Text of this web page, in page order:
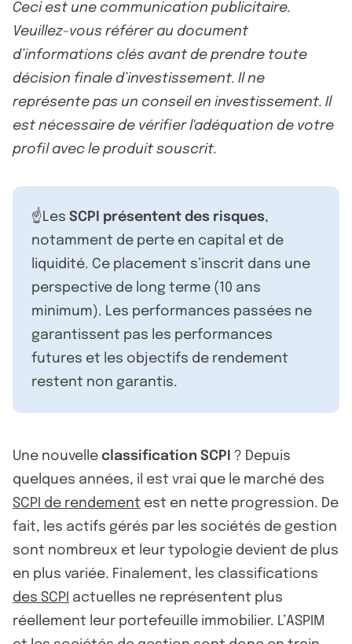
Ceci est une communication publicitaire.
Veuillez-vous référer au document
d’informations clés avant de prendre toute
décision finale d’investissement. Il ne
représente pas un conseil en investissement. Il
est nécessaire de vérifier l'adéquation de votre
profil avec le produit souscrit.
☝️Les SCPI présentent des risques,
notamment de perte en capital et de
liquidité. Ce placement s’inscrit dans une
perspective de long terme (10 ans
minimum). Les performances passées ne
garantissent pas les performances
futures et les objectifs de rendement
restent non garantis.
Une nouvelle classification SCPI
? Depuis
quelques années, il est vrai que le marché des
SCPI de rendement est en nette progression. De
fait, les actifs gérés par les sociétés de gestion
sont nombreux et leur typologie devient de plus
en plus variée. Finalement, les classifications
des SCPI actuelles ne représentent plus
réellement leur portefeuille immobilier. L’ASPIM